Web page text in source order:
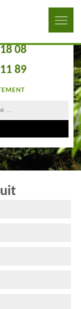
08
89